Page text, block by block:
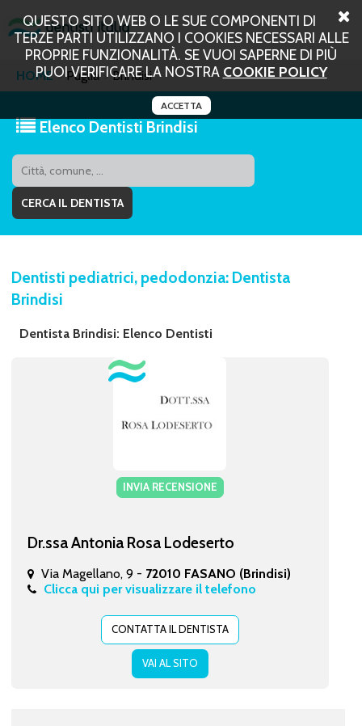
QUESTO SITO WEB O LE SUE COMPONENTI DI
TERZE PARTI UTILIZZANO I COOKIES NECESSARI ALLE
PROPRIE FUNZIONALITÀ. SE VUOI SAPERNE DI PIÙ
PUOI VERIFICARE LA NOSTRA COOKIE POLICY
ACCETTA
HOME Puglia Brindisi
Elenco Dentisti Brindisi
Dentisti pediatrici, pedodonzia: Dentista
Brindisi
Dentista Brindisi: Elenco Dentisti
INVIA RECENSIONE
Dr.ssa Antonia Rosa Lodeserto
Via Magellano, 9 - 72010 FASANO (Brindisi)
Clicca qui per visualizzare il telefono
CONTATTA IL DENTISTA
VAI AL SITO